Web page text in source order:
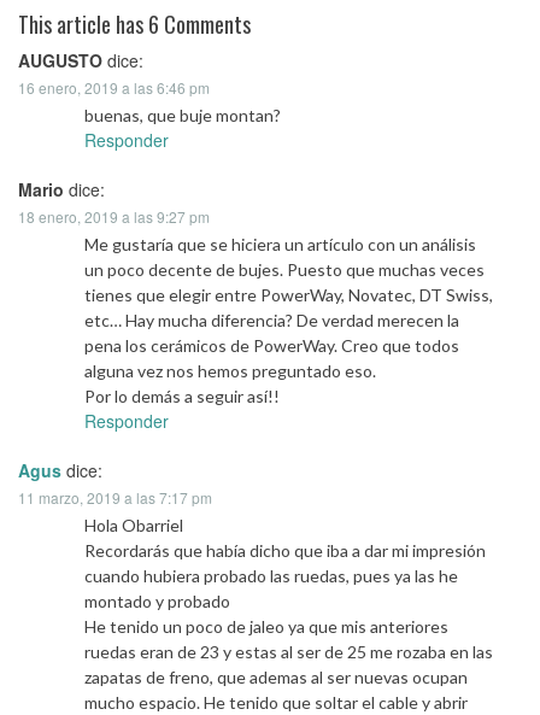
This article has 6 Comments
AUGUSTO dice:
16 enero, 2019 a las 6:46 pm
buenas, que buje montan?
Responder
Mario dice:
18 enero, 2019 a las 9:27 pm
Me gustaría que se hiciera un artículo con un análisis
un poco decente de bujes. Puesto que muchas veces
tienes que elegir entre PowerWay, Novatec, DT Swiss,
etc… Hay mucha diferencia? De verdad merecen la
pena los cerámicos de PowerWay. Creo que todos
alguna vez nos hemos preguntado eso.
Por lo demás a seguir así!!
Responder
Agus dice:
11 marzo, 2019 a las 7:17 pm
Hola Obarriel
Recordarás que había dicho que iba a dar mi impresión
cuando hubiera probado las ruedas, pues ya las he
montado y probado
He tenido un poco de jaleo ya que mis anteriores
ruedas eran de 23 y estas al ser de 25 me rozaba en las
zapatas de freno, que ademas al ser nuevas ocupan
mucho espacio. He tenido que soltar el cable y abrir